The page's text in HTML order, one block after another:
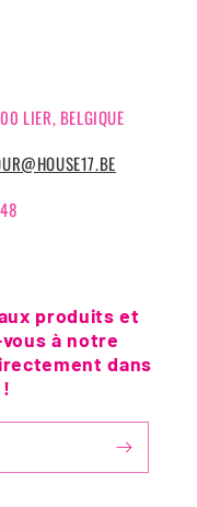
LIER, BELGIQUE
produits et
à notre
dans